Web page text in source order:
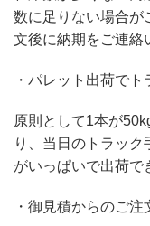
数に足りない場合が
文後に納期をご連絡
・パレット出荷で
原則として1本が
り、当日のトラック
がいっぱいで出荷で
・御見積からのご注